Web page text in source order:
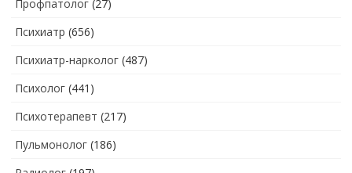
Профпатолог (27)
Психиатр (656)
Психиатр-нарколог (487)
Психолог (441)
Психотерапевт (217)
Пульмонолог (186)